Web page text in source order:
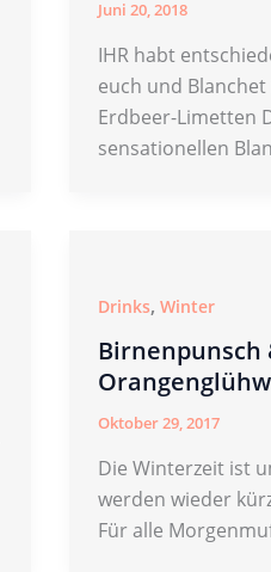
Juni 20, 2018
IHR habt
euch und
Erdbeer-Limetten
sensationellen
Drinks,Winter
Birnenpunsch
Oktober 29, 2017
Die Winterzeit ist
werden wieder
Für alle